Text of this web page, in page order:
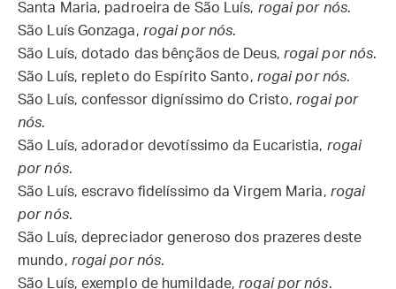
Santa Maria, padroeira de São Luís, rogai por nós.
São Luís Gonzaga, rogai por nós.
São Luís, dotado das bênçãos de Deus, rogai por nós.
São Luís, repleto do Espírito Santo, rogai por nós.
São Luís, confessor digníssimo do Cristo,rogai por
nós.
São Luís, adorador devotíssimo da Eucaristia, rogai
por nós.
São Luís, escravo fidelíssimo da Virgem Maria, rogai
por nós.
São Luís, depreciador generoso dos prazeres deste
mundo, rogai por nós.
São Luís, exemplo de humildade,rogai por nós.